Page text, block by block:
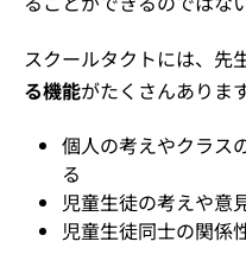
スクールタクトには、先
る機能がたくさんありま
個人の考えやクラス
る
児童生徒の考えや意
児童生徒同士の関係